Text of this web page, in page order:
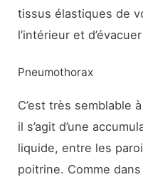
tissus élastiques de
l’intérieur et
Pneumothorax
C’est très semblable
il s’agit d’une
liquide, entre les
poitrine. Comme